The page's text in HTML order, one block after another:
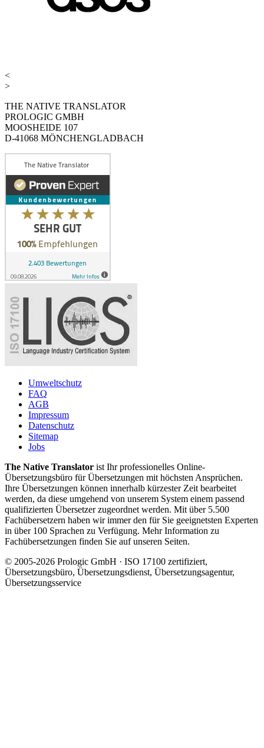
<
>
THE NATIVE TRANSLATOR
PROLOGIC GMBH
MOOSHEIDE 107
D-41068 MÖNCHENGLADBACH
Umweltschutz
FAQ
AGB
Impressum
Datenschutz
Sitemap
Jobs
The Native Translator ist Ihr professionelles Online-
Übersetzungsbüro für Übersetzungen mit höchsten Ansprüchen.
Ihre Übersetzungen können innerhalb kürzester Zeit bearbeitet
werden, da diese umgehend von unserem System einem passend
qualifizierten Übersetzer zugeordnet werden. Mit über 5.500
Fachübersetzern haben wir immer den für Sie geeignetsten Experten
in über 100 Sprachen zu Verfügung. Mehr Information zu
Fachübersetzungen finden Sie auf unseren Seiten.
© 2005-2026 Prologic GmbH · ISO 17100 zertifiziert,
Übersetzungsbüro, Übersetzungsdienst, Übersetzungsagentur,
Übersetzungsservice